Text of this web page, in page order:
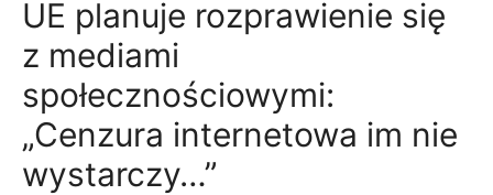
UE planuje rozprawienie się
z mediami
społecznościowymi:
„Cenzura internetowa im nie
wystarczy…”